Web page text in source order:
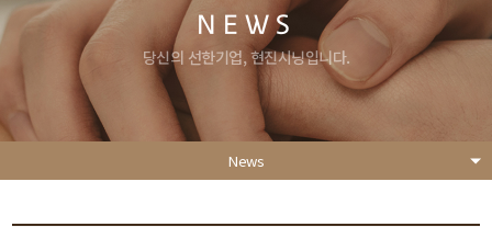
NEWS
당신의 선한기업, 현진시닝입니다.
News